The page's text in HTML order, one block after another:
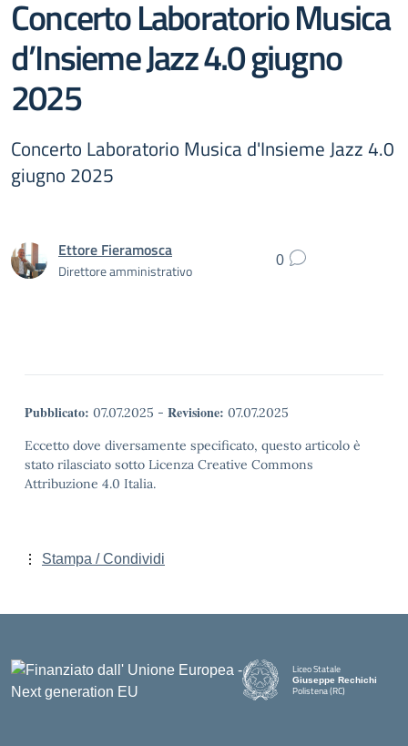
Concerto Laboratorio Musica
d’Insieme Jazz 4.0 giugno
2025
Concerto Laboratorio Musica d'Insieme Jazz 4.0
giugno 2025
Ettore Fieramosca
Direttore amministrativo
0
Pubblicato: 07.07.2025 - Revisione: 07.07.2025
Eccetto dove diversamente specificato, questo articolo è
stato rilasciato sotto Licenza Creative Commons
Attribuzione 4.0 Italia.
Stampa / Condividi
Liceo Statale
Giuseppe Rechichi
Polistena (RC)